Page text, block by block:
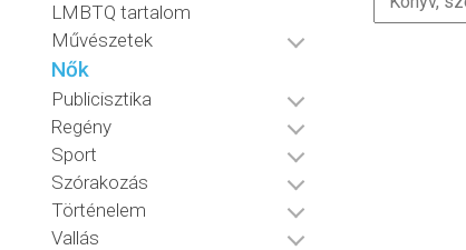
LMBTQ tartalom
Művészetek
Nők
Publicisztika
Regény
Sport
Szórakozás
Történelem
Vallás